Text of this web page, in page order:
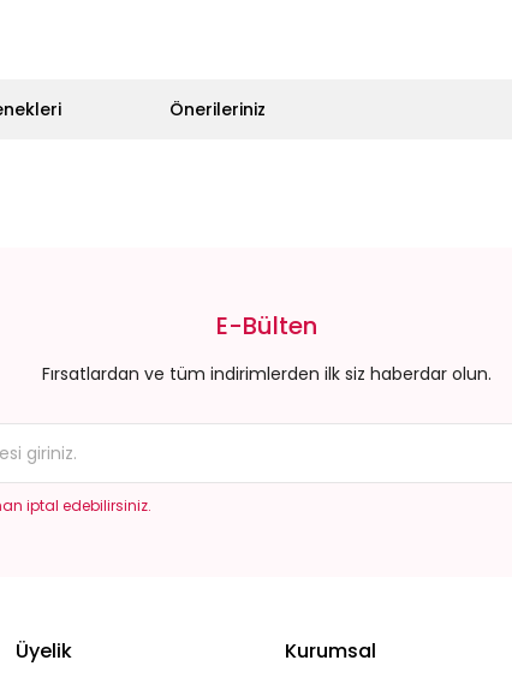
Önerileriniz
Yorum Yaz
E-Bülten
Fırsatlardan ve tüm indirimlerden ilk siz haberdar olun.
iptal edebilirsiniz.
Üyelik Kurumsal